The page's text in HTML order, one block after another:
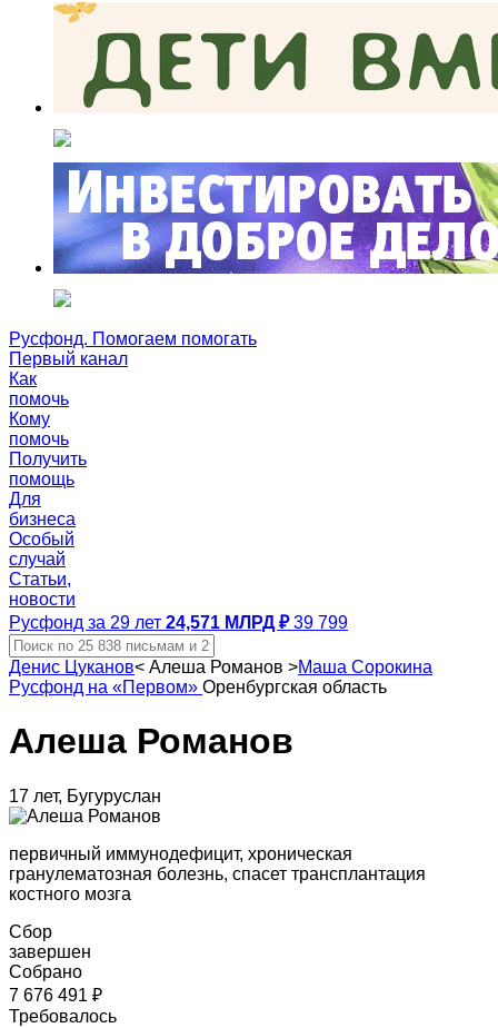
Русфонд. Помогаем помогать
Первый канал
Как
помочь
Кому
помочь
Получить
помощь
Для
бизнеса
Особый
случай
Статьи,
новости
Русфонд за 29 лет 24,571 МЛРД ₽ 39 799
Денис Цуканов< Алеша Романов >Маша Сорокина
Русфонд на «Первом» Оренбургская область
Алеша Романов
17 лет, Бугуруслан
первичный иммунодефицит, хроническая
гранулематозная болезнь, спасет трансплантация
костного мозга
Сбор
завершен
Собрано
7 676 491 ₽
Требовалось